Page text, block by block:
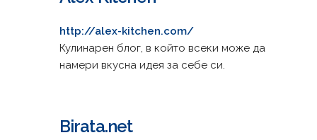
http://alex-kitchen.com/
Кулинарен блог, в който всеки може да
намери вкусна идея за себе си.
Birata.net